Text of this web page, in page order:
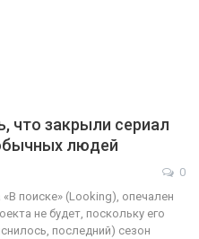
что закрыли сериал
людей
0
поиске» (Looking), опечален
не будет, поскольку его
последний) сезон